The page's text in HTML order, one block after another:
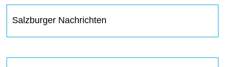
Salzburger Nachrichten